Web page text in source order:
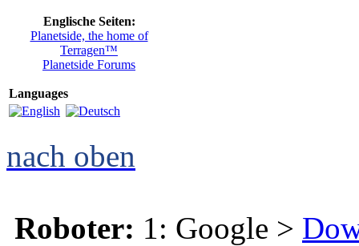
Englische Seiten:
Planetside, the home of
Terragen™
Planetside Forums
Languages
nach oben
Roboter: 1: Google >